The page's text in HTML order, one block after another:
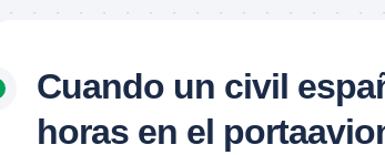
Balística
Conceptos
Cuando un civil
horas en el